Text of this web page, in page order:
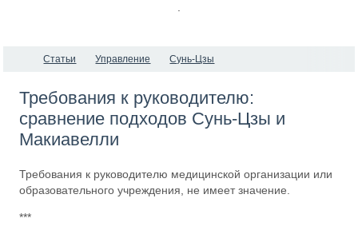
Статьи Управление Сунь-Цзы
Требования к руководителю:
сравнение подходов Сунь-Цзы и
Макиавелли
Требования к руководителю медицинской организации или
образовательного учреждения, не имеет значение.
***